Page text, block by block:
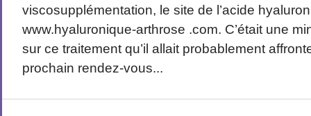
viscosupplémentation, le site de l’acide
www.hyaluronique-arthrose .com. C’était une
sur ce traitement qu’il allait probablement
prochain rendez-vous...